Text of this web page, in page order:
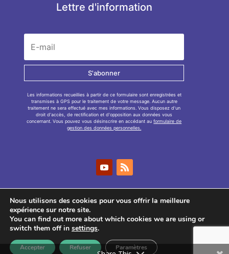
Lettre d'information
S'abonner
Les informations recueillies à partir de ce formulaire sont enregistrées et
transmises à GPS pour le traitement de votre message. Aucun autre
traitement ne sera effectué avec mes informations. Vous disposez d'un
droit d'accès, de rectification et d'opposition aux données vous
concernant. Vous pouvez vous désinscrire en accédant auformulaire de
gestion des données personnelles.
GPS2026– Tous droits réservés – Mentions
Politique de confidentialité
Nous utilisons des cookies pour vous offrir la meilleure
expérience sur notre site.
You can find out more about which cookies we are using or
switch them off in settings.
Accepter Refuser Paramètres